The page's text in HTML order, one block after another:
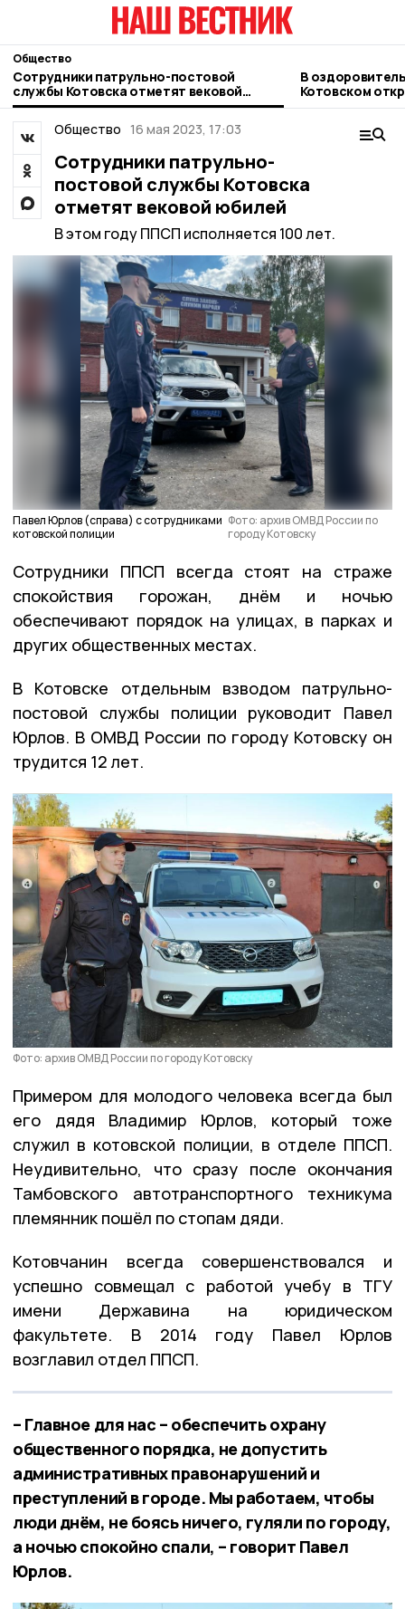
Общество
Сотрудники патрульно-постовой
службы Котовска отметят вековой
юбилей
В
Котовском
Общество 16 мая 2023, 17:03
Сотрудники патрульно-
постовой службы Котовска
отметят вековой юбилей
В этом году ППСП исполняется 100 лет.
Павел Юрлов (справа) с сотрудниками
котовской полиции
Фото: архив ОМВД России по
городу Котовску
Сотрудники ППСП всегда стоят на страже
спокойствия горожан, днём и ночью
обеспечивают порядок на улицах, в парках и
других общественных местах.
В Котовске отдельным взводом патрульно-
постовой службы полиции руководит Павел
Юрлов. В ОМВД России по городу Котовску он
трудится 12 лет.
Фото: архив ОМВД России по городу Котовску
Примером для молодого человека всегда был
его дядя Владимир Юрлов, который тоже
служил в котовской полиции, в отделе ППСП.
Неудивительно, что сразу после окончания
Тамбовского автотранспортного техникума
племянник пошёл по стопам дяди.
Котовчанин всегда совершенствовался и
успешно совмещал с работой учебу в ТГУ
имени Державина на юридическом
факультете. В 2014 году Павел Юрлов
возглавил отдел ППСП.
– Главное для нас – обеспечить охрану
общественного порядка, не допустить
административных правонарушений и
преступлений в городе. Мы работаем, чтобы
люди днём, не боясь ничего, гуляли по городу,
а ночью спокойно спали, – говорит Павел
Юрлов.